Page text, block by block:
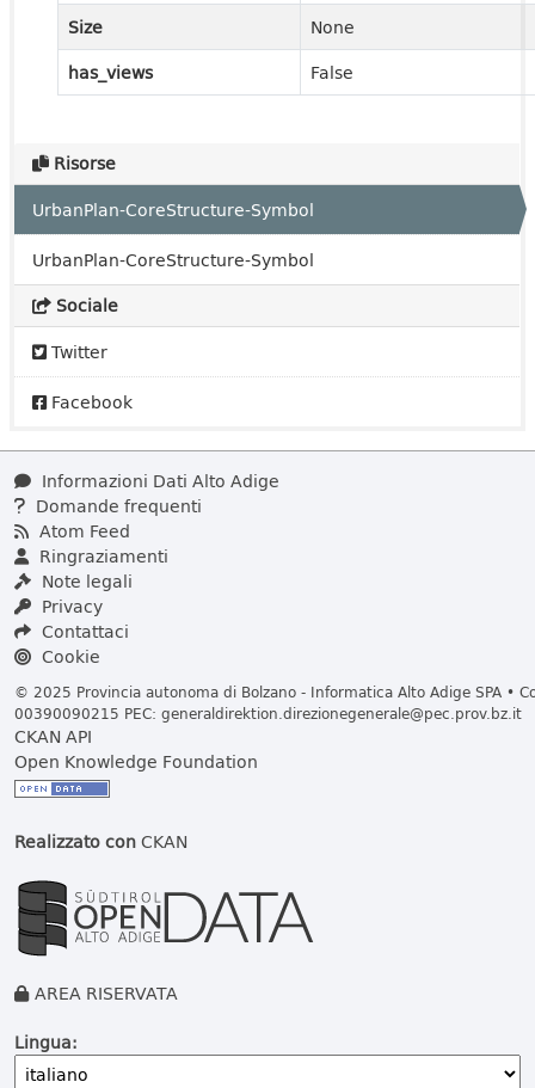
Risorse
UrbanPlan-CoreStructure-Symbol
UrbanPlan-CoreStructure-Symbol
Sociale
Twitter
Facebook
Size
None
has_views
False
Informazioni Dati Alto Adige
Domande frequenti
Atom Feed
Ringraziamenti
Note legali
Privacy
Contattaci
Cookie
© 2025 Provincia autonoma di Bolzano - Informatica Alto Adige SPA •
00390090215 PEC: generaldirektion.direzionegenerale@pec.prov.bz.it
CKAN API
Open Knowledge Foundation
Realizzato conCKAN
AREA RISERVATA
Lingua